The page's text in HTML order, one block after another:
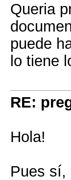
Queria
puede
lo tiene
RE:
Hola!
Pues sí,